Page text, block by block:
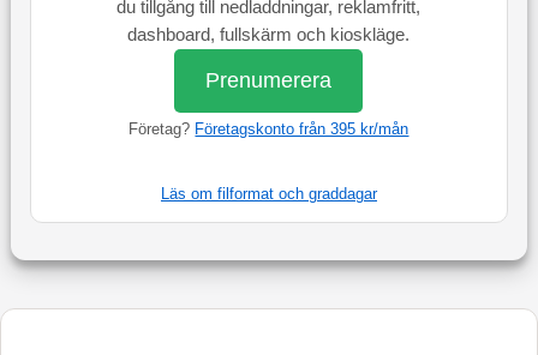
du tillgång till nedladdningar, reklamfritt,
dashboard, fullskärm och kioskläge.
Prenumerera
Företag? Företagskonto från 395 kr/mån
Läs om filformat och graddagar